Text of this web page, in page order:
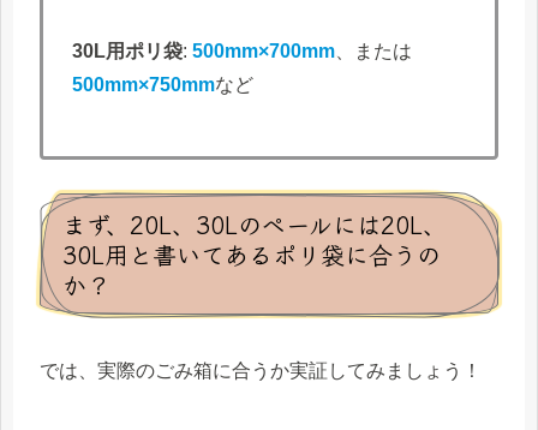
30L用ポリ袋: 500mm×700mm 、または
500mm×750mmなど
まず、20L、30Lのペールには20L、
30L用と書いてあるポリ袋に合うの
か？
では、実際のごみ箱に合うか実証してみましょう！